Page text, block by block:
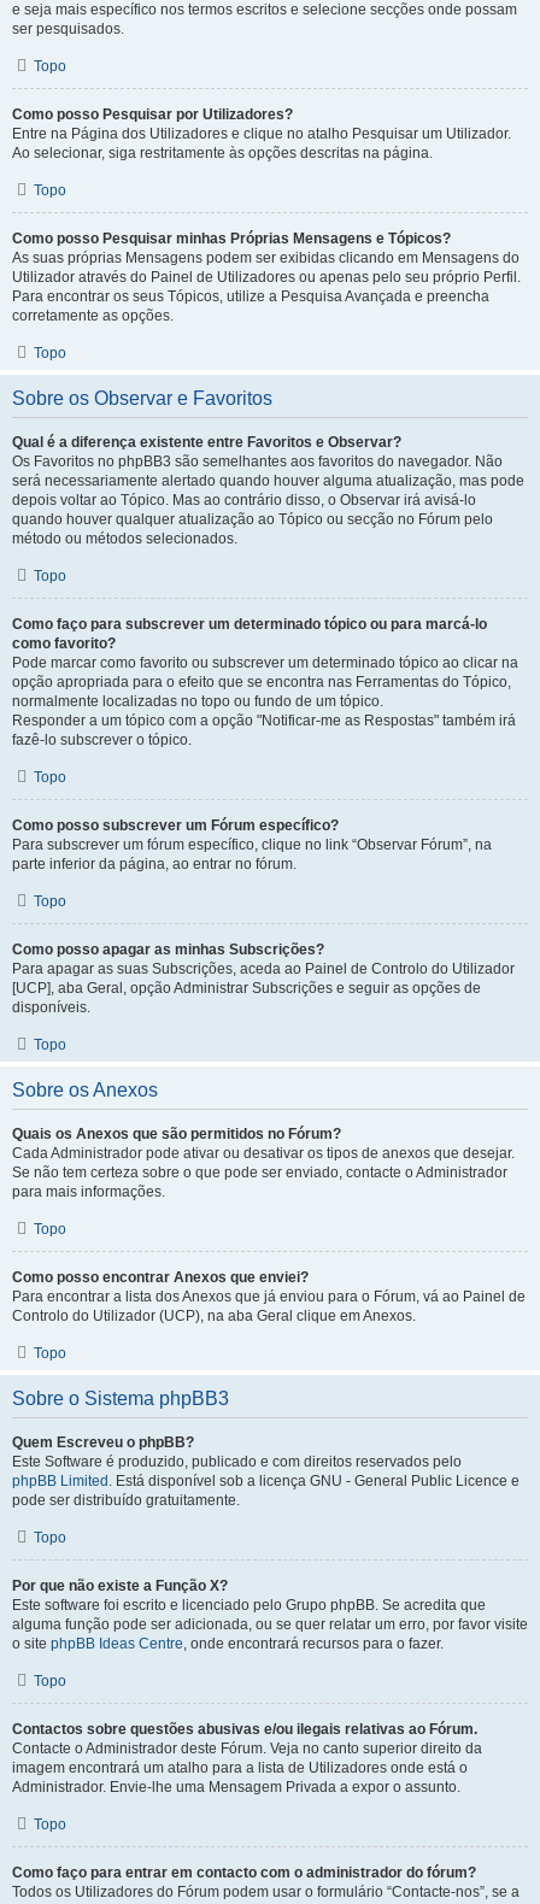
e seja mais específico nos termos escritos e selecione secções onde possam
ser pesquisados.
Topo
Como posso Pesquisar por Utilizadores?
Entre na Página dos Utilizadores e clique no atalho Pesquisar um Utilizador.
Ao selecionar, siga restritamente às opções descritas na página.
Topo
Como posso Pesquisar minhas Próprias Mensagens e Tópicos?
As suas próprias Mensagens podem ser exibidas clicando em Mensagens do
Utilizador através do Painel de Utilizadores ou apenas pelo seu próprio Perfil.
Para encontrar os seus Tópicos, utilize a Pesquisa Avançada e preencha
corretamente as opções.
Topo
Sobre os Observar e Favoritos
Qual é a diferença existente entre Favoritos e Observar?
Os Favoritos no phpBB3 são semelhantes aos favoritos do navegador. Não
será necessariamente alertado quando houver alguma atualização, mas pode
depois voltar ao Tópico. Mas ao contrário disso, o Observar irá avisá-lo
quando houver qualquer atualização ao Tópico ou secção no Fórum pelo
método ou métodos selecionados.
Topo
Como faço para subscrever um determinado tópico ou para marcá-lo
como favorito?
Pode marcar como favorito ou subscrever um determinado tópico ao clicar na
opção apropriada para o efeito que se encontra nas Ferramentas do Tópico,
normalmente localizadas no topo ou fundo de um tópico.
Responder a um tópico com a opção "Notificar-me as Respostas" também irá
fazê-lo subscrever o tópico.
Topo
Como posso subscrever um Fórum específico?
Para subscrever um fórum específico, clique no link “Observar Fórum”, na
parte inferior da página, ao entrar no fórum.
Topo
Como posso apagar as minhas Subscrições?
Para apagar as suas Subscrições, aceda ao Painel de Controlo do Utilizador
[UCP], aba Geral, opção Administrar Subscrições e seguir as opções de
disponíveis.
Topo
Sobre os Anexos
Quais os Anexos que são permitidos no Fórum?
Cada Administrador pode ativar ou desativar os tipos de anexos que desejar.
Se não tem certeza sobre o que pode ser enviado, contacte o Administrador
para mais informações.
Topo
Como posso encontrar Anexos que enviei?
Para encontrar a lista dos Anexos que já enviou para o Fórum, vá ao Painel de
Controlo do Utilizador (UCP), na aba Geral clique em Anexos.
Topo
Sobre o Sistema phpBB3
Quem Escreveu o phpBB?
Este Software é produzido, publicado e com direitos reservados pelo
phpBB Limited . Está disponível sob a licença GNU - General Public Licence e
pode ser distribuído gratuitamente.
Topo
Por que não existe a Função X?
Este software foi escrito e licenciado pelo Grupo phpBB. Se acredita que
alguma função pode ser adicionada, ou se quer relatar um erro, por favor visite
o site phpBB Ideas Centre, onde encontrará recursos para o fazer.
Topo
Contactos sobre questões abusivas e/ou ilegais relativas ao Fórum.
Contacte o Administrador deste Fórum. Veja no canto superior direito da
imagem encontrará um atalho para a lista de Utilizadores onde está o
Administrador. Envie-lhe uma Mensagem Privada a expor o assunto.
Topo
Como faço para entrar em contacto com o administrador do fórum?
Todos os Utilizadores do Fórum podem usar o formulário “Contacte-nos”, se a